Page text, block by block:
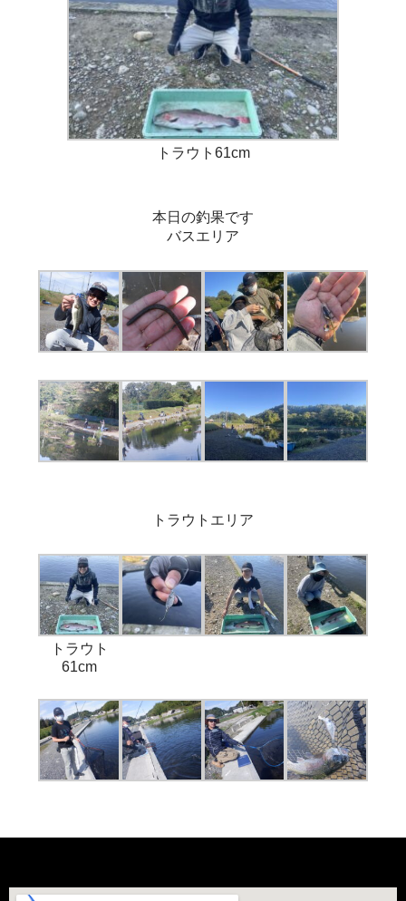
トラウト61cm
本日の釣果です
バスエリア
トラウトエリア
トラウト
61cm